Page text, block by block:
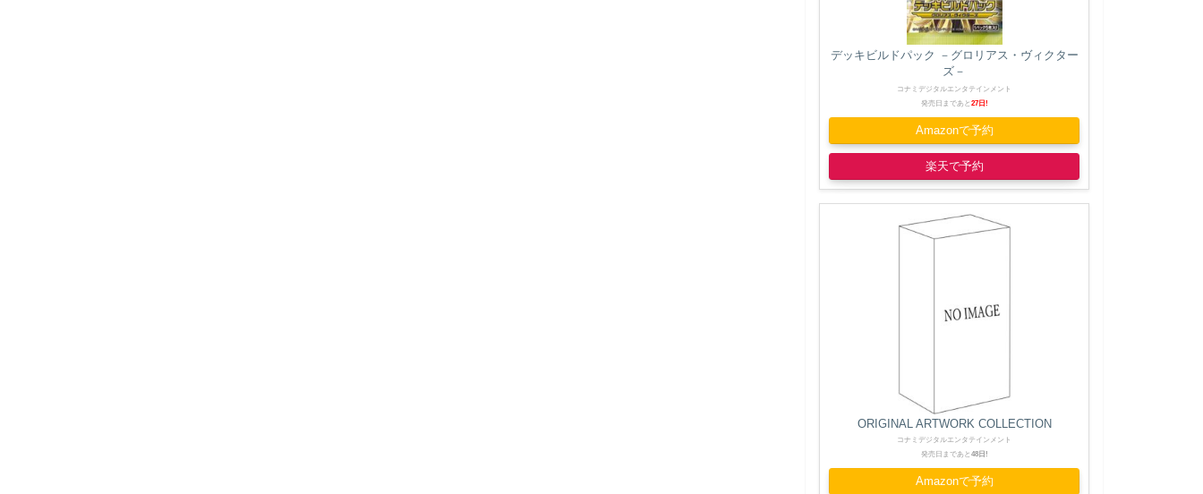
デッキビルドパック －グロリアス・ヴィクター
ズ－
コナミデジタルエンタテインメント
発売日まであと 27日!
Amazonで予約
楽天で予約
ORIGINAL ARTWORK COLLECTION
コナミデジタルエンタテインメント
発売日まであと 48日!
Amazonで予約